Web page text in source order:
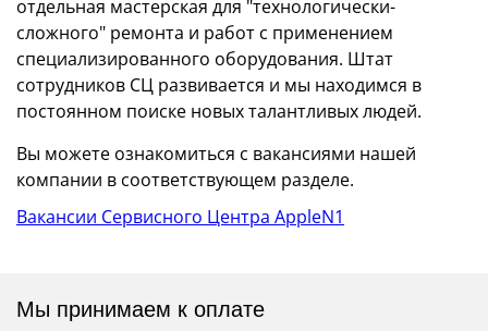
отдельная мастерская для "технологически-
сложного" ремонта и работ с применением
специализированного оборудования. Штат
сотрудников СЦ развивается и мы находимся в
постоянном поиске новых талантливых людей.
Вы можете ознакомиться с вакансиями нашей
компании в соответствующем разделе.
Вакансии Сервисного Центра AppleN1
Мы принимаем к оплате